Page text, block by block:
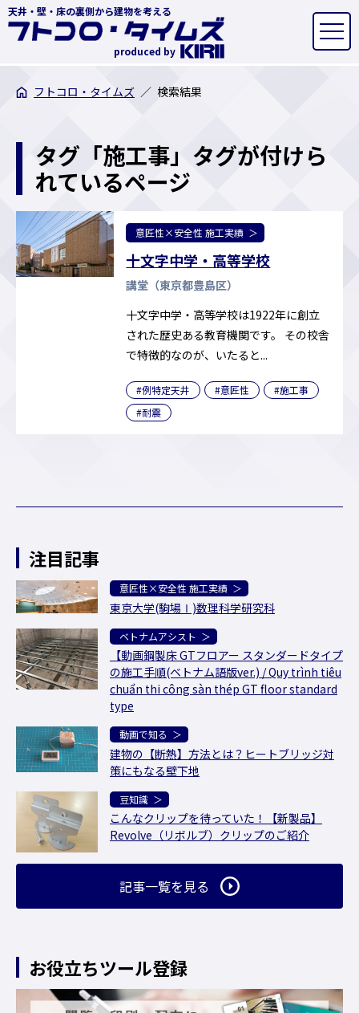
天井・壁・床の裏側から建物を考える
produced by
フトコロ・タイムズ 検索結果
タグ「施工事」タグが付けら
れているページ
意匠性×安全性 施工実績
十文字中学・高等学校
講堂（東京都豊島区）
十文字中学・高等学校は1922年に創立
された歴史ある教育機関です。 その校舎
で特徴的なのが、いたると...
#例特定天井 #意匠性
#施工事
#耐震
注目記事
意匠性×安全性 施工実績
東京大学(駒場Ⅰ)数理科学研究科
ベトナムアシスト
【動画鋼製床 GTフロアー スタンダードタイプ
の施工手順(ベトナム語版ver.) / Quy trình tiêu
chuẩn thi công sàn thép GT floor standard
type
動画で知る
建物の【断熱】方法とは？ヒートブリッジ対
策にもなる壁下地
豆知識
こんなクリップを待っていた！【新製品】
Revolve（リボルブ）クリップのご紹介
記事一覧を見る
お役立ちツール登録